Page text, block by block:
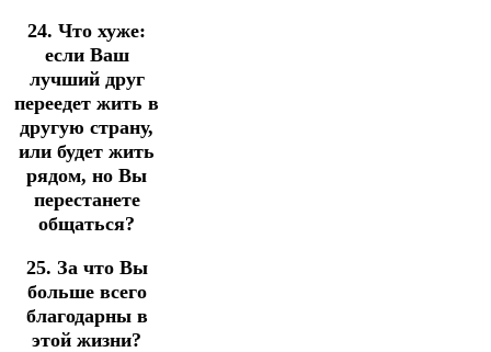
24. Что хуже:
если Ваш
лучший друг
переедет жить в
другую страну,
или будет жить
рядом, но Вы
перестанете
общаться?
25. За что Вы
больше всего
благодарны в
этой жизни?